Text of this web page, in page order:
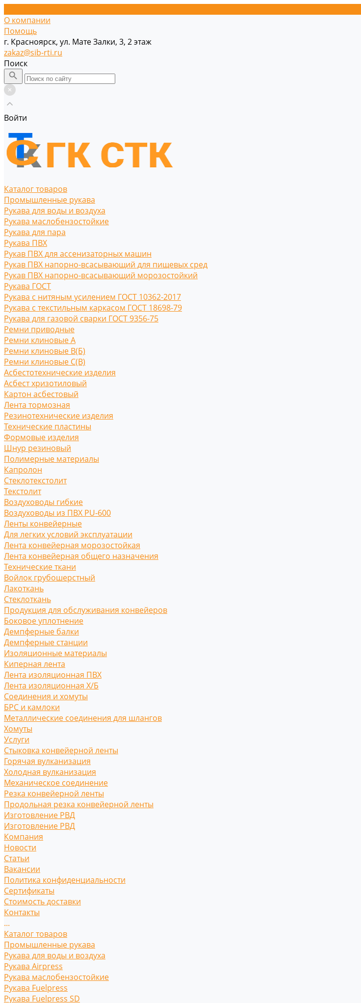
О компании
Помощь
г. Красноярск, ул. Мате Залки, 3, 2 этаж
zakaz@sib-rti.ru
Поиск
Войти
Каталог товаров
Промышленные рукава
Рукава для воды и воздуха
Рукава маслобензостойкие
Рукава для пара
Рукава ПВХ
Рукав ПВХ для ассенизаторных машин
Рукав ПВХ напорно-всасывающий для пищевых сред
Рукав ПВХ напорно-всасывающий морозостойкий
Рукава ГОСТ
Рукава с нитяным усилением ГОСТ 10362-2017
Рукава с текстильным каркасом ГОСТ 18698-79
Рукава для газовой сварки ГОСТ 9356-75
Ремни приводные
Ремни клиновые A
Ремни клиновые В(Б)
Ремни клиновые С(B)
Асбестотехнические изделия
Асбест хризотиловый
Картон асбестовый
Лента тормозная
Резинотехнические изделия
Технические пластины
Формовые изделия
Шнур резиновый
Полимерные материалы
Капролон
Стеклотекстолит
Текстолит
Воздуховоды гибкие
Воздуховоды из ПВХ PU-600
Ленты конвейерные
Для легких условий эксплуатации
Лента конвейерная морозостойкая
Лента конвейерная общего назначения
Технические ткани
Войлок грубошерстный
Лакоткань
Стеклоткань
Продукция для обслуживания конвейеров
Боковое уплотнение
Демпферные балки
Демпферные станции
Изоляционные материалы
Киперная лента
Лента изоляционная ПВХ
Лента изоляционная Х/Б
Соединения и хомуты
БРС и камлоки
Металлические соединения для шлангов
Хомуты
Услуги
Стыковка конвейерной ленты
Горячая вулканизация
Холодная вулканизация
Механическое соединение
Резка конвейерной ленты
Продольная резка конвейерной ленты
Изготовление РВД
Изготовление РВД
Компания
Новости
Статьи
Вакансии
Политика конфиденциальности
Сертификаты
Стоимость доставки
Контакты
...
Каталог товаров
Промышленные рукава
Рукава для воды и воздуха
Рукава Airpress
Рукава маслобензостойкие
Рукава Fuelpress
Рукава Fuelpress SD